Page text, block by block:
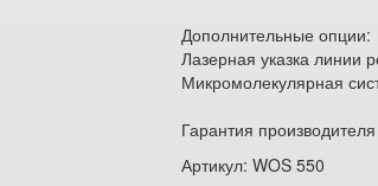
Дополнительные опции:
Лазерная указка линии
Микромолекулярная
Гарантия
Артикул: WOS 550